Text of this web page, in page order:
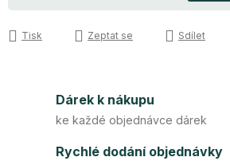
Tisk Zeptat se Sdílet
Dárek k nákupu
ke každé objednávce dárek
Rychlé dodání objednávky